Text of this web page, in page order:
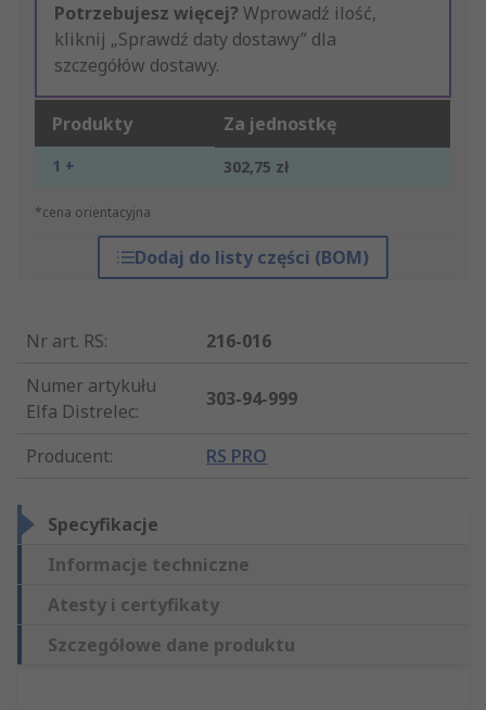
Potrzebujesz więcej? Wprowadź ilość,
kliknij „Sprawdź daty dostawy” dla
szczegółów dostawy.
Produkty Za jednostkę
1 + 302,75 zł
*cena orientacyjna
Dodaj do listy części (BOM)
Nr art. RS:
216-016
Numer artykułu
Elfa Distrelec:
303-94-999
Producent: RS PRO
Specyfikacje
Informacje techniczne
Atesty i certyfikaty
Szczegółowe dane produktu